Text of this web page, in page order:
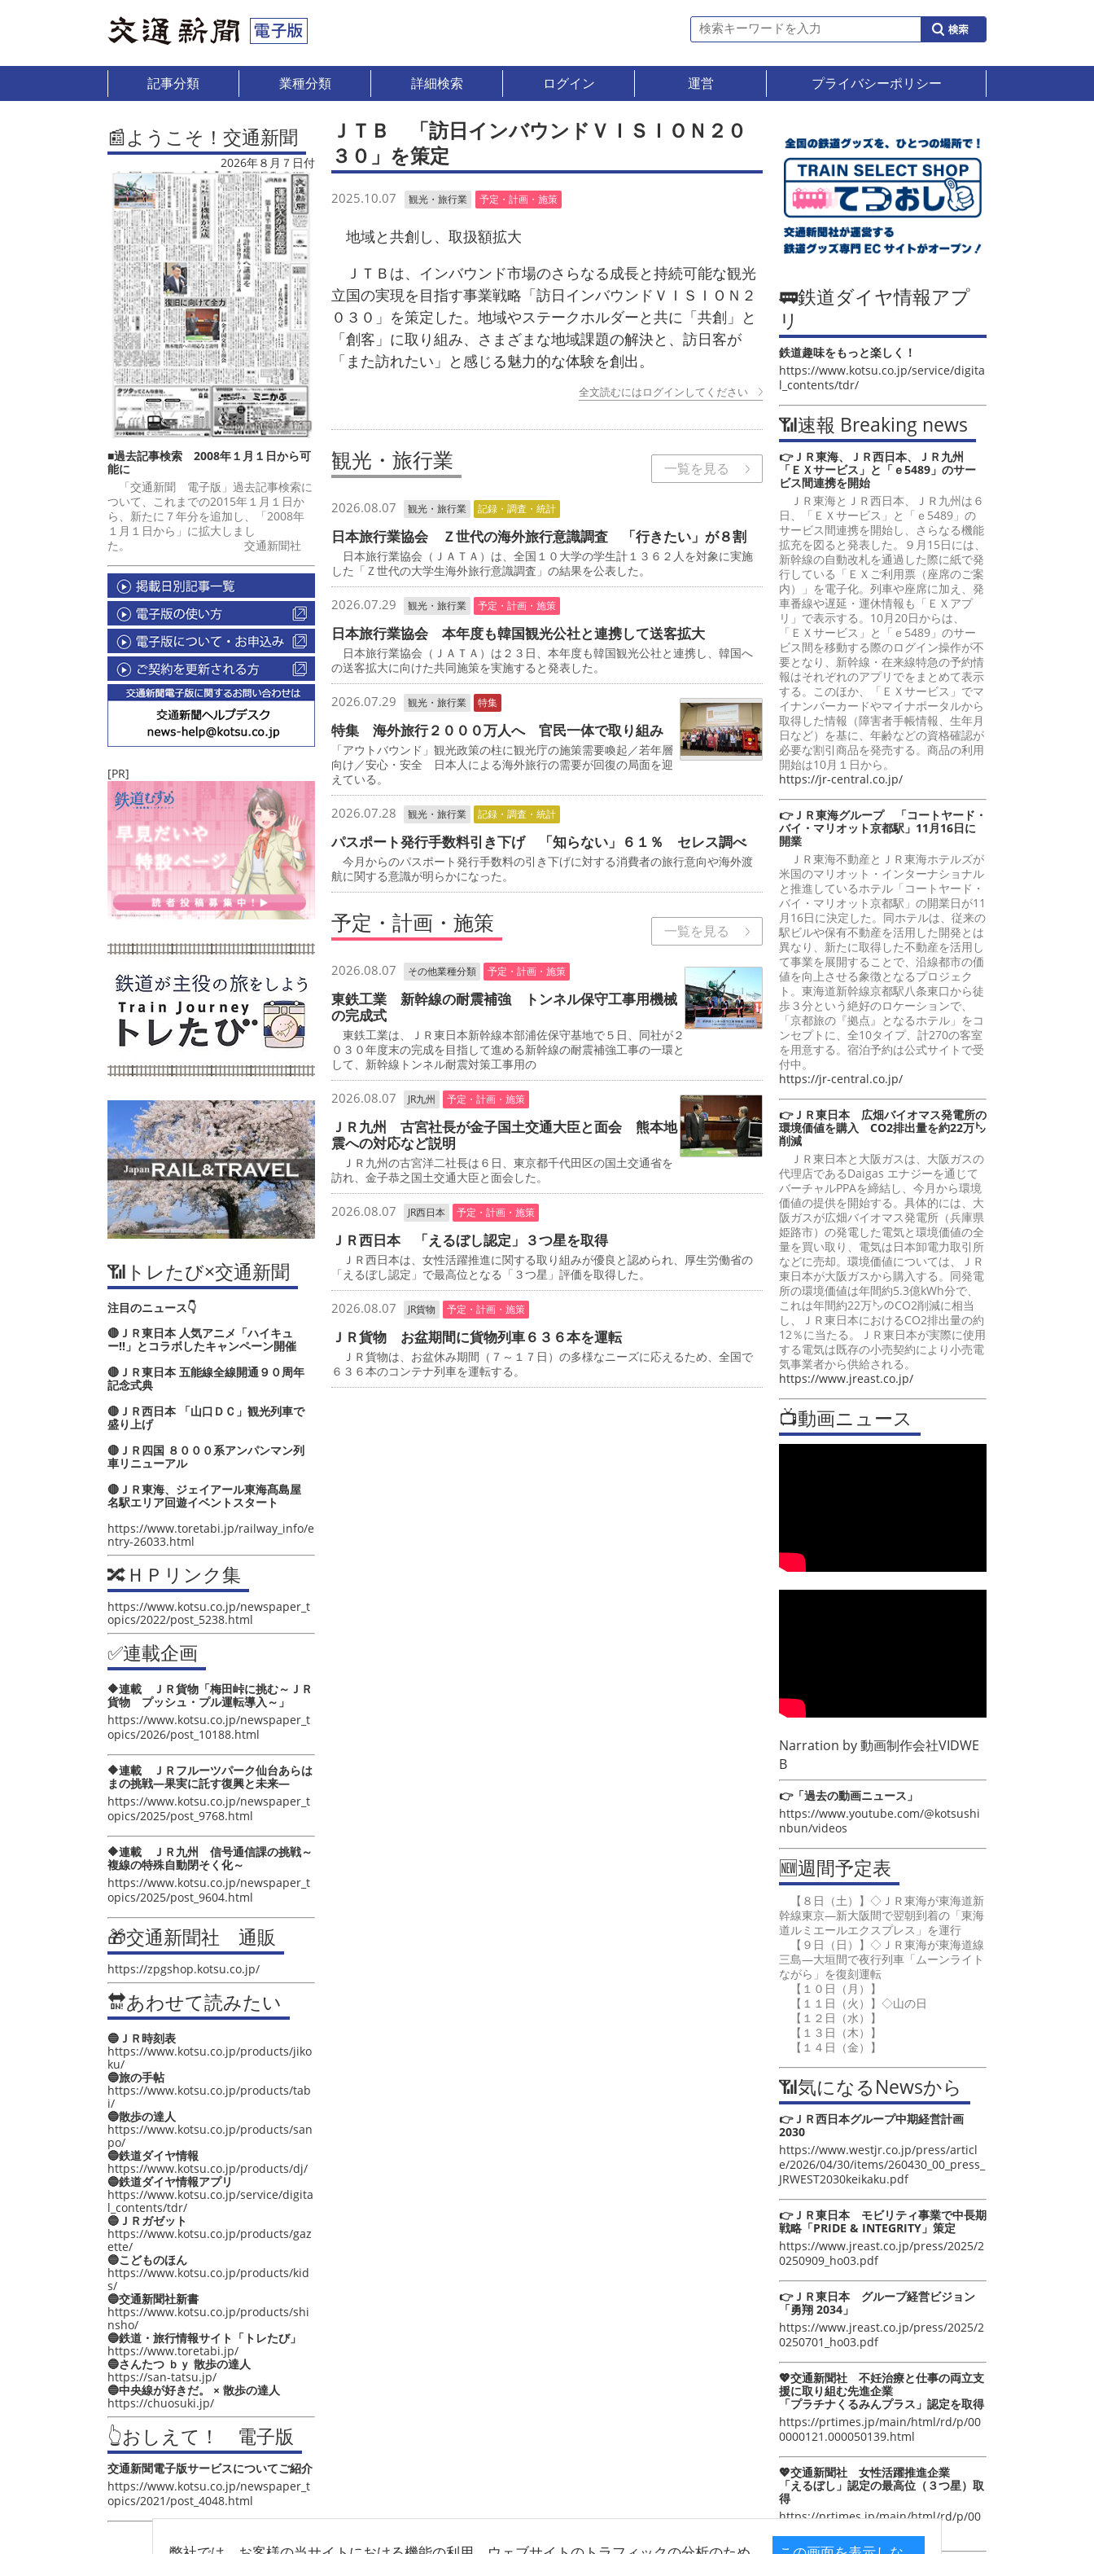
記事分類 業種分類 詳細検索 ログイン 運営 プライバシーポリシー
📰ようこそ！交通新聞
2026年８月７日付
■過去記事検索 2008年１月１日から可
能に
「交通新聞 電子版」過去記事検索に
ついて、これまでの2015年１月１日か
ら、新たに７年分を追加し、「2008年
１月１日から」に拡大しまし
た。 交通新聞社
[PR]
📶トレたび×交通新聞
注目のニュース👇
🔴ＪＲ東日本 人気アニメ「ハイキュ
ー‼」とコラボしたキャンペーン開催
🔴ＪＲ東日本 五能線全線開通９０周年
記念式典
🔴ＪＲ西日本 「山口ＤＣ」観光列車で
盛り上げ
🔴ＪＲ四国 ８０００系アンパンマン列
車リニューアル
🔴ＪＲ東海、ジェイアール東海髙島屋
名駅エリア回遊イベントスタート
https://www.toretabi.jp/railway_info/e
ntry-26033.html
🔀ＨＰリンク集
https://www.kotsu.co.jp/newspaper_t
opics/2022/post_5238.html
✅連載企画
🔶連載 ＪＲ貨物「梅田峠に挑む～ＪＲ
貨物 プッシュ・プル運転導入～」
https://www.kotsu.co.jp/newspaper_t
opics/2026/post_10188.html
🔶連載 ＪＲフルーツパーク仙台あらは
まの挑戦―果実に託す復興と未来―
https://www.kotsu.co.jp/newspaper_t
opics/2025/post_9768.html
🔶連載 ＪＲ九州 信号通信課の挑戦～
複線の特殊自動閉そく化～
https://www.kotsu.co.jp/newspaper_t
opics/2025/post_9604.html
🎁交通新聞社 通販
https://zpgshop.kotsu.co.jp/
🔛あわせて読みたい
🔵ＪＲ時刻表
https://www.kotsu.co.jp/products/jiko
ku/
🔵旅の手帖
https://www.kotsu.co.jp/products/tab
i/
🔵散歩の達人
https://www.kotsu.co.jp/products/san
po/
🔵鉄道ダイヤ情報
https://www.kotsu.co.jp/products/dj/
🔵鉄道ダイヤ情報アプリ
https://www.kotsu.co.jp/service/digita
l_contents/tdr/
🔵ＪＲガゼット
https://www.kotsu.co.jp/products/gaz
ette/
🔵こどものほん
https://www.kotsu.co.jp/products/kid
s/
🔵交通新聞社新書
https://www.kotsu.co.jp/products/shi
nsho/
🔵鉄道・旅行情報サイト「トレたび」
https://www.toretabi.jp/
🔵さんたつ ｂｙ 散歩の達人
https://san-tatsu.jp/
🔵中央線が好きだ。 × 散歩の達人
https://chuosuki.jp/
👆おしえて！ 電子版
交通新聞電子版サービスについてご紹介
https://www.kotsu.co.jp/newspaper_t
opics/2021/post_4048.html
ＪＴＢ 「訪日インバウンドＶＩＳＩＯＮ２０
３０」を策定
2025.10.07 観光・旅行業 予定・計画・施策
地域と共創し、取扱額拡大
ＪＴＢは、インバウンド市場のさらなる成長と持続可能な観光
立国の実現を目指す事業戦略「訪日インバウンドＶＩＳＩＯＮ２
０３０」を策定した。地域やステークホルダーと共に「共創」と
「創客」に取り組み、さまざまな地域課題の解決と、訪日客が
「また訪れたい」と感じる魅力的な体験を創出。
全文読むにはログインしてください
観光・旅行業 一覧を見る
2026.08.07 観光・旅行業 記録・調査・統計
日本旅行業協会 Ｚ世代の海外旅行意識調査 「行きたい」が８割
日本旅行業協会（ＪＡＴＡ）は、全国１０大学の学生計１３６２人を対象に実施
した「Ｚ世代の大学生海外旅行意識調査」の結果を公表した。
2026.07.29 観光・旅行業 予定・計画・施策
日本旅行業協会 本年度も韓国観光公社と連携して送客拡大
日本旅行業協会（ＪＡＴＡ）は２３日、本年度も韓国観光公社と連携し、韓国へ
の送客拡大に向けた共同施策を実施すると発表した。
2026.07.29 観光・旅行業 特集
特集 海外旅行２０００万人へ 官民一体で取り組み
「アウトバウンド」観光政策の柱に観光庁の施策需要喚起／若年層
向け／安心・安全 日本人による海外旅行の需要が回復の局面を迎
えている。
2026.07.28 観光・旅行業 記録・調査・統計
パスポート発行手数料引き下げ 「知らない」６１％ セレス調べ
今月からのパスポート発行手数料の引き下げに対する消費者の旅行意向や海外渡
航に関する意識が明らかになった。
予定・計画・施策 一覧を見る
2026.08.07 その他業種分類 予定・計画・施策
東鉄工業 新幹線の耐震補強 トンネル保守工事用機械
の完成式
東鉄工業は、ＪＲ東日本新幹線本部浦佐保守基地で５日、同社が２
０３０年度末の完成を目指して進める新幹線の耐震補強工事の一環と
して、新幹線トンネル耐震対策工事用の
2026.08.07 JR九州 予定・計画・施策
ＪＲ九州 古宮社長が金子国土交通大臣と面会 熊本地
震への対応など説明
ＪＲ九州の古宮洋二社長は６日、東京都千代田区の国土交通省を
訪れ、金子恭之国土交通大臣と面会した。
2026.08.07 JR西日本 予定・計画・施策
ＪＲ西日本 「えるぼし認定」３つ星を取得
ＪＲ西日本は、女性活躍推進に関する取り組みが優良と認められ、厚生労働省の
「えるぼし認定」で最高位となる「３つ星」評価を取得した。
2026.08.07 JR貨物 予定・計画・施策
ＪＲ貨物 お盆期間に貨物列車６３６本を運転
ＪＲ貨物は、お盆休み期間（７～１７日）の多様なニーズに応えるため、全国で
６３６本のコンテナ列車を運転する。
🚃鉄道ダイヤ情報アプ
リ
鉄道趣味をもっと楽しく！
https://www.kotsu.co.jp/service/digita
l_contents/tdr/
📶速報 Breaking news
👉ＪＲ東海、ＪＲ西日本、ＪＲ九州
「ＥＸサービス」と「ｅ5489」のサー
ビス間連携を開始
ＪＲ東海とＪＲ西日本、ＪＲ九州は６
日、「ＥＸサービス」と「ｅ5489」の
サービス間連携を開始し、さらなる機能
拡充を図ると発表した。９月15日には、
新幹線の自動改札を通過した際に紙で発
行している「ＥＸご利用票（座席のご案
内）」を電子化。列車や座席に加え、発
車番線や遅延・運休情報も「ＥＸアプ
リ」で表示する。10月20日からは、
「ＥＸサービス」と「ｅ5489」のサー
ビス間を移動する際のログイン操作が不
要となり、新幹線・在来線特急の予約情
報はそれぞれのアプリでをまとめて表示
する。このほか、「ＥＸサービス」でマ
イナンバーカードやマイナポータルから
取得した情報（障害者手帳情報、生年月
日など）を基に、年齢などの資格確認が
必要な割引商品を発売する。商品の利用
開始は10月１日から。
https://jr-central.co.jp/
👉ＪＲ東海グループ 「コートヤード・
バイ・マリオット京都駅」11月16日に
開業
ＪＲ東海不動産とＪＲ東海ホテルズが
米国のマリオット・インターナショナル
と推進しているホテル「コートヤード・
バイ・マリオット京都駅」の開業日が11
月16日に決定した。同ホテルは、従来の
駅ビルや保有不動産を活用した開発とは
異なり、新たに取得した不動産を活用し
て事業を展開することで、沿線都市の価
値を向上させる象徴となるプロジェク
ト。東海道新幹線京都駅八条東口から徒
歩３分という絶好のロケーションで、
「京都旅の『拠点』となるホテル」をコ
ンセプトに、全10タイプ、計270の客室
を用意する。宿泊予約は公式サイトで受
付中。
https://jr-central.co.jp/
👉ＪＲ東日本 広畑バイオマス発電所の
環境価値を購入 CO2排出量を約22万㌧
削減
ＪＲ東日本と大阪ガスは、大阪ガスの
代理店であるDaigas エナジーを通じて
バーチャルPPAを締結し、今月から環境
価値の提供を開始する。具体的には、大
阪ガスが広畑バイオマス発電所（兵庫県
姫路市）の発電した電気と環境価値の全
量を買い取り、電気は日本卸電力取引所
などに売却。環境価値については、ＪＲ
東日本が大阪ガスから購入する。同発電
所の環境価値は年間約5.3億kWh分で、
これは年間約22万㌧のCO2削減に相当
し、ＪＲ東日本におけるCO2排出量の約
12％に当たる。ＪＲ東日本が実際に使用
する電気は既存の小売契約により小売電
気事業者から供給される。
https://www.jreast.co.jp/
📺動画ニュース
Narration by動画制作会社VIDWE
B
👉「過去の動画ニュース」
https://www.youtube.com/@kotsushi
nbun/videos
🆕週間予定表
【８日（土）】◇ＪＲ東海が東海道新
幹線東京―新大阪間で翌朝到着の「東海
道ルミエールエクスプレス」を運行
【９日（日）】◇ＪＲ東海が東海道線
三島―大垣間で夜行列車「ムーンライト
ながら」を復刻運転
【１０日（月）】
【１１日（火）】◇山の日
【１２日（水）】
【１３日（木）】
【１４日（金）】
📶気になるNewsから
👉ＪＲ西日本グループ中期経営計画
2030
https://www.westjr.co.jp/press/articl
e/2026/04/30/items/260430_00_press_
JRWEST2030keikaku.pdf
👉ＪＲ東日本 モビリティ事業で中長期
戦略「PRIDE & INTEGRITY」策定
https://www.jreast.co.jp/press/2025/2
0250909_ho03.pdf
👉ＪＲ東日本 グループ経営ビジョン
「勇翔 2034」
https://www.jreast.co.jp/press/2025/2
0250701_ho03.pdf
💖交通新聞社 不妊治療と仕事の両立支
援に取り組む先進企業
「プラチナくるみんプラス」認定を取得
https://prtimes.jp/main/html/rd/p/00
0000121.000050139.html
💖交通新聞社 女性活躍推進企業
「えるぼし」認定の最高位（３つ星）取
得
https://prtimes.jp/main/html/rd/p/00